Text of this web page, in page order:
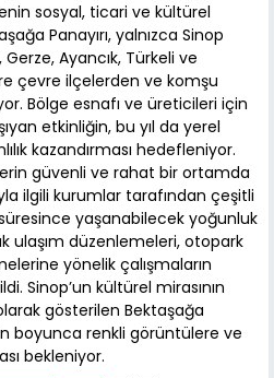
sosyal, ticari ve kültürel
Panayırı, yalnızca Sinop
Ayancık, Türkeli ve
çevre ilçelerden ve komşu
Bölge esnafı ve üreticileri için
etkinliğin, bu yıl da yerel
kazandırması hedefleniyor.
güvenli ve rahat bir ortamda
ilgili kurumlar tarafından çeşitli
süresince yaşanabilecek yoğunluk
ulaşım düzenlemeleri, otopark
yönelik çalışmaların
Sinop’un kültürel mirasının
gösterilen Bektaşağa
boyunca renkli görüntülere ve
bekleniyor.